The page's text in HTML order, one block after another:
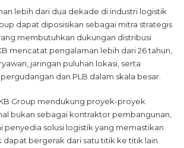
lebih dari dua dekade di industri logistik
dapat diposisikan sebagai mitra strategis
membutuhkan dukungan distribusi
mencatat pengalaman lebih dari 26 tahun,
jaringan puluhan lokasi, serta
dan PLB dalam skala besar.
Group mendukung proyek-proyek
bukan sebagai kontraktor pembangunan,
penyedia solusi logistik yang memastikan
bergerak dari satu titik ke titik lain